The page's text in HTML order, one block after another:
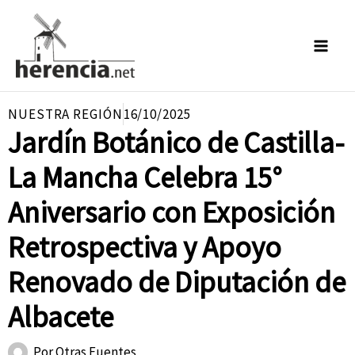
contenido
NUESTRA REGIÓN16/10/2025
Jardín Botánico de Castilla-
La Mancha Celebra 15°
Aniversario con Exposición
Retrospectiva y Apoyo
Renovado de Diputación de
Albacete